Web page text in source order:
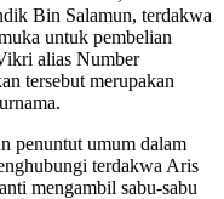
Bin Salamun, terdakwa
untuk pembelian
alias Number
tersebut merupakan
penuntut umum dalam
terdakwa Aris
mengambil sabu-sabu